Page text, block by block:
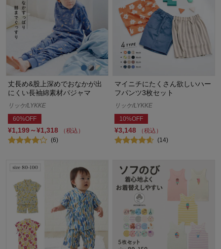
丈長め&股上深めでおなかが出
にくい長袖綿素材パジャマ
リッケ/LYKKE
60%OFF
¥1,199～¥1,318
（税込）
(6)
マイニチにたくさん欲しいハー
フパンツ3枚セット
リッケ/LYKKE
10%OFF
¥3,148
（税込）
(14)